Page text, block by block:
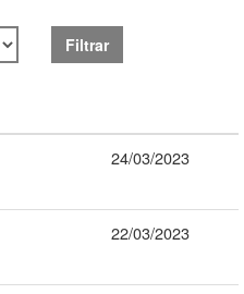
Filtrar
24/03/2023
22/03/2023